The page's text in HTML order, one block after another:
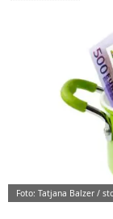
Foto: Tatjana Balzer /